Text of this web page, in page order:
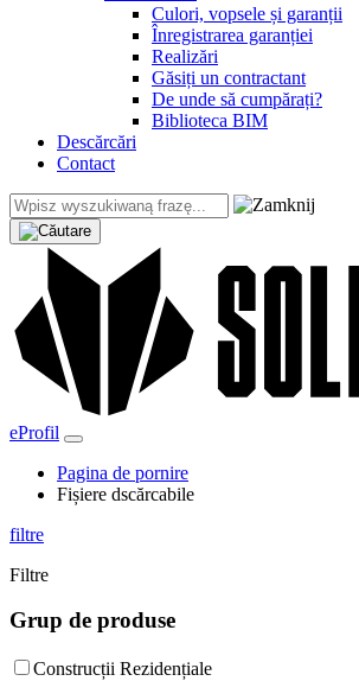
Culori, vopsele și garanții
Înregistrarea garanției
Realizări
Găsiți un contractant
De unde să cumpărați?
Biblioteca BIM
Descărcări
Contact
eProfil
Pagina de pornire
Fișiere dscărcabile
filtre
Filtre
Grup de produse
Construcții Rezidențiale